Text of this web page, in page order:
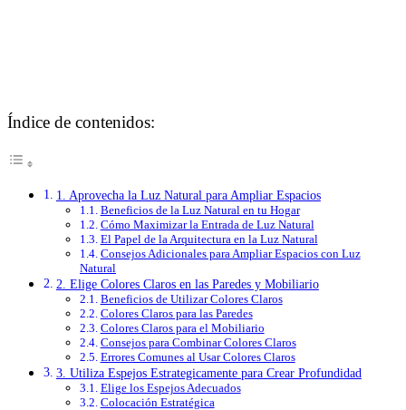
Índice de contenidos:
1. Aprovecha la Luz Natural para Ampliar Espacios
Beneficios de la Luz Natural en tu Hogar
Cómo Maximizar la Entrada de Luz Natural
El Papel de la Arquitectura en la Luz Natural
Consejos Adicionales para Ampliar Espacios con Luz
Natural
2. Elige Colores Claros en las Paredes y Mobiliario
Beneficios de Utilizar Colores Claros
Colores Claros para las Paredes
Colores Claros para el Mobiliario
Consejos para Combinar Colores Claros
Errores Comunes al Usar Colores Claros
3. Utiliza Espejos Estrategicamente para Crear Profundidad
Elige los Espejos Adecuados
Colocación Estratégica